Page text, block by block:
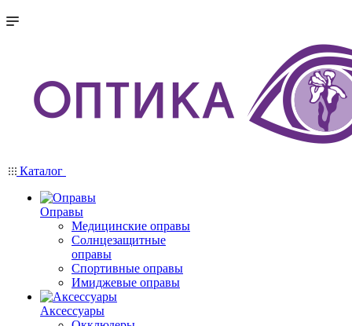
Каталог
Оправы
Медицинские оправы
Солнцезащитные
оправы
Спортивные оправы
Имиджевые оправы
Аксессуары